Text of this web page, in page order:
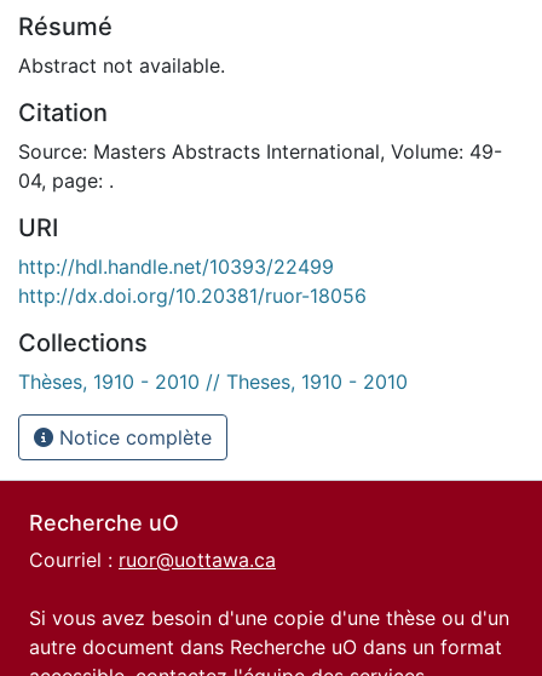
Résumé
Abstract not available.
Citation
Source: Masters Abstracts International, Volume: 49-
04, page: .
URI
http://hdl.handle.net/10393/22499
http://dx.doi.org/10.20381/ruor-18056
Collections
Thèses, 1910 - 2010 // Theses, 1910 - 2010
Notice complète
Recherche uO
Courriel : ruor@uottawa.ca
Si vous avez besoin d'une copie d'une thèse ou d'un
autre document dans Recherche uO dans un format